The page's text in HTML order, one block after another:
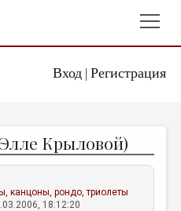
Вход| Регистрация
Крыловой)
канцоны, рондо, триолеты
18:12:20